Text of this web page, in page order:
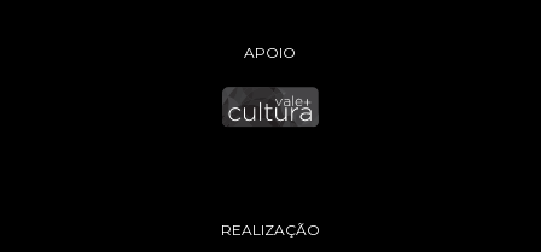
APOIO
REALIZAÇÃO